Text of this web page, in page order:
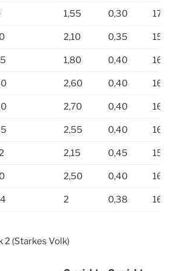
1,55 0,30 17,1
2,10 0,35 15,9
1,80 0,40 16,5
2,60 0,40 16,3
2,70 0,40 16,4
2,55 0,40 16,0
2,15 0,45 15,5
2,50 0,40 16,0
2 0,38 16,2
2 (Starkes Volk)